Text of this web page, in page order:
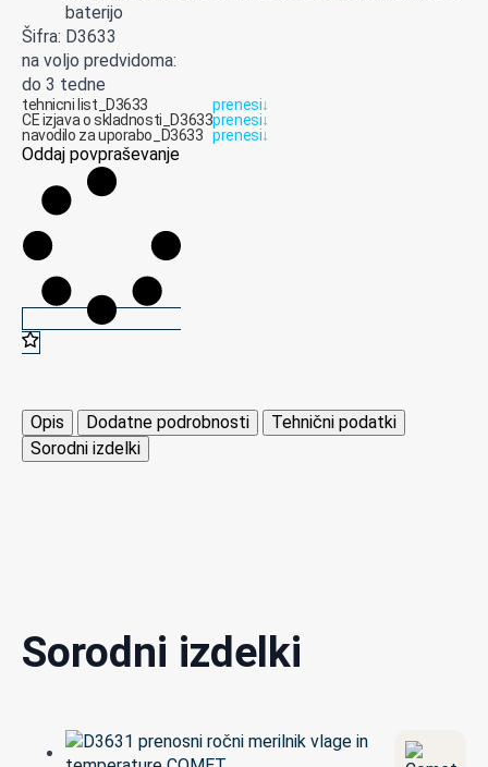
baterijo
Šifra: D3633
na voljo predvidoma:
do 3 tedne
tehnicni list_D3633 prenesi↓
CE izjava o skladnosti_D3633prenesi↓
navodilo za uporabo_D3633 prenesi↓
Oddaj povpraševanje
Opis Dodatne podrobnosti
Tehnični podatki
Sorodni izdelki
Sorodni izdelki